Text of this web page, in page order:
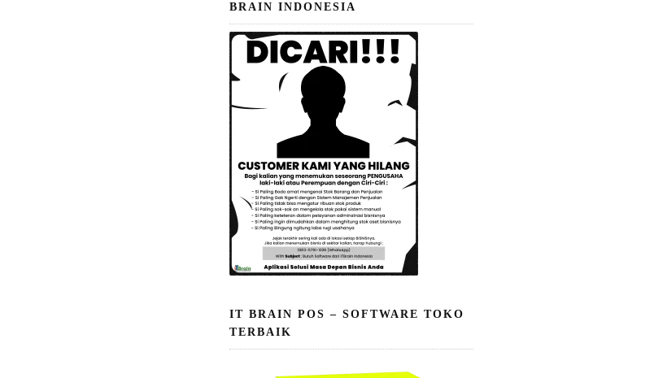
BRAIN INDONESIA
IT BRAIN POS – SOFTWARE TOKO
TERBAIK